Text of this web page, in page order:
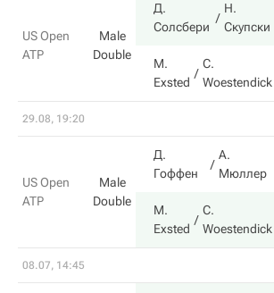
US Open
ATP
Male
Double
Д.
Солсбери
Н.
Скупски
M.
Exsted
C.
Woestendick
29.08, 19:20
US Open
ATP
Male
Double
Д.
Гоффен
А.
Мюллер
M.
Exsted
C.
Woestendick
08.07, 14:45